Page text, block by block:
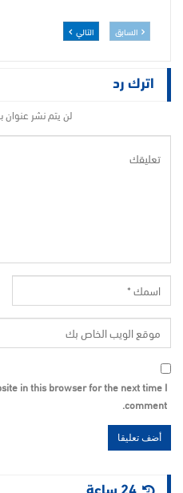
السابق التالي
اترك رد
لن يتم نشر عنوان
in this browser for the next time I
comment.